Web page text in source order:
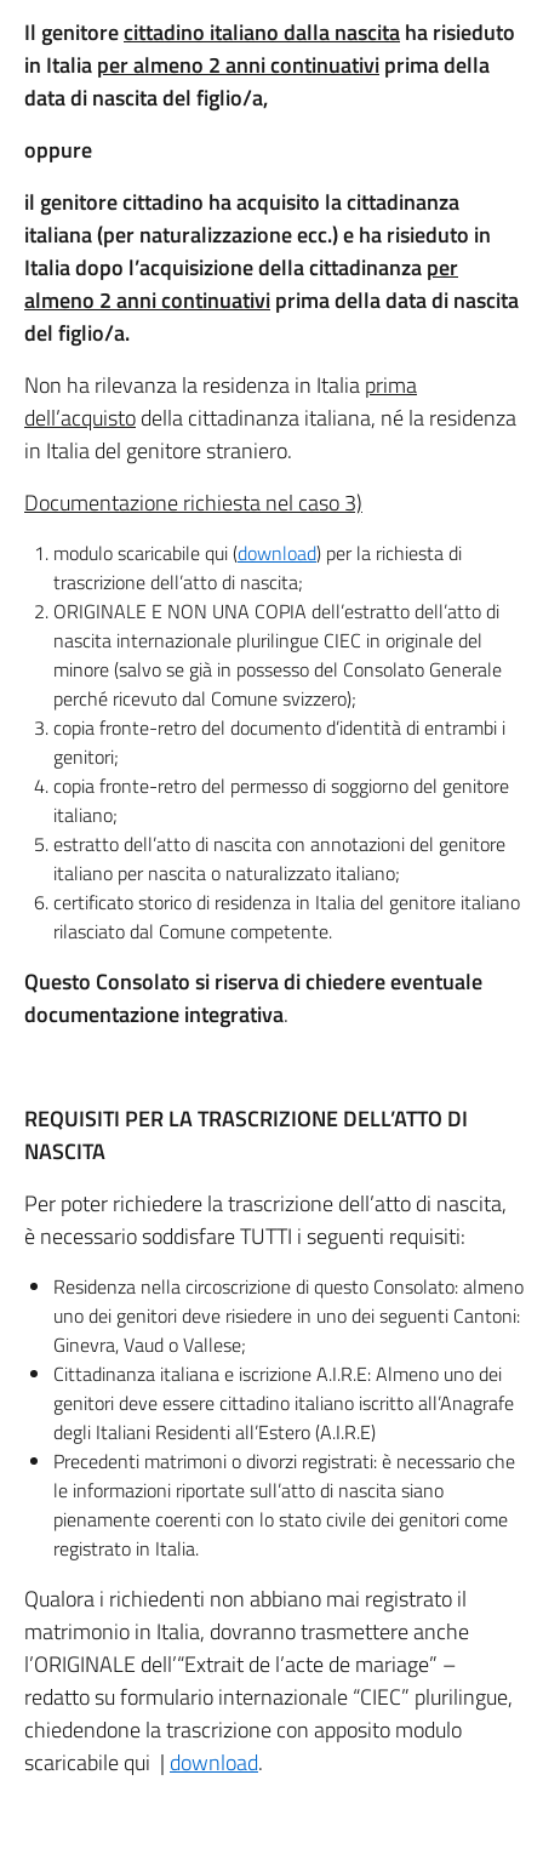
Il genitorecittadino italiano dalla nascitaha risieduto
in Italiaper almeno 2 anni continuativiprima della
data di nascita del figlio/a,
oppure
il genitore cittadino ha acquisito la cittadinanza
italiana (per naturalizzazione ecc.) e ha risieduto in
Italia dopo l’acquisizione della cittadinanzaper
almeno 2 anni continuativiprima della data di nascita
del figlio/a.
Non ha rilevanza la residenza in Italiaprima
dell’acquistodella cittadinanza italiana, né la residenza
in Italia del genitore straniero.
Documentazione richiesta nel caso 3)
modulo scaricabile qui (download) per la richiesta di
trascrizione dell’atto di nascita;
ORIGINALE E NON UNA COPIA dell’estratto dell’atto di
nascita internazionale plurilingue CIEC in originale del
minore (salvo se già in possesso del Consolato Generale
perché ricevuto dal Comune svizzero);
copia fronte-retro del documento d’identità di entrambi i
genitori;
copia fronte-retro del permesso di soggiorno del genitore
italiano;
estratto dell’atto di nascita con annotazioni del genitore
italiano per nascita o naturalizzato italiano;
certificato storico di residenza in Italia del genitore italiano
rilasciato dal Comune competente.
Questo Consolato si riserva di chiedere eventuale
documentazione integrativa.
REQUISITI PER LA TRASCRIZIONE DELL’ATTO DI
NASCITA
Per poter richiedere la trascrizione dell’atto di nascita,
è necessario soddisfare TUTTI i seguenti requisiti:
Residenza nella circoscrizione di questo Consolato: almeno
uno dei genitori deve risiedere in uno dei seguenti Cantoni:
Ginevra, Vaud o Vallese;
Cittadinanza italiana e iscrizione A.I.R.E: Almeno uno dei
genitori deve essere cittadino italiano iscritto all’Anagrafe
degli Italiani Residenti all’Estero (A.I.R.E)
Precedenti matrimoni o divorzi registrati: è necessario che
le informazioni riportate sull’atto di nascita siano
pienamente coerenti con lo stato civile dei genitori come
registrato in Italia.
Qualora i richiedenti non abbiano mai registrato il
matrimonio in Italia, dovranno trasmettere anche
l’ORIGINALE dell’“Extrait de l’acte de mariage” –
redatto su formulario internazionale “CIEC” plurilingue,
chiedendone la trascrizione con apposito modulo
scaricabile qui | download.